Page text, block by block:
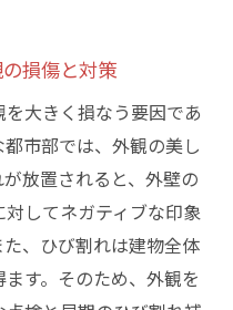
損傷と対策
大きく損なう要因であ
市部では、外観の美し
放置されると、外壁の
してネガティブな印象
、ひび割れは建物全体
す。そのため、外観を